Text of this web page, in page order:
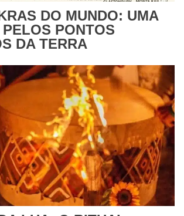
DO MUNDO: UMA
PONTOS
DA TERRA